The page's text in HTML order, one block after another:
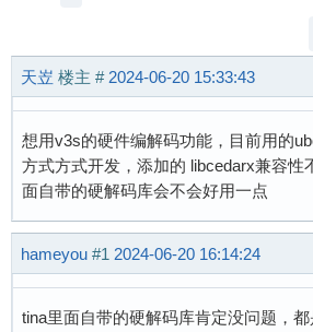
天岦 楼主 # 2024-06-20 15:33:43
想用v3s的硬件编解码功能，目前用的
方式方式开发，添加的 libcedarx兼容性
面自带的硬解码库会不会好用一点
hameyou #1 2024-06-20 16:14:24
tina里面自带的硬解码库肯定没问题，